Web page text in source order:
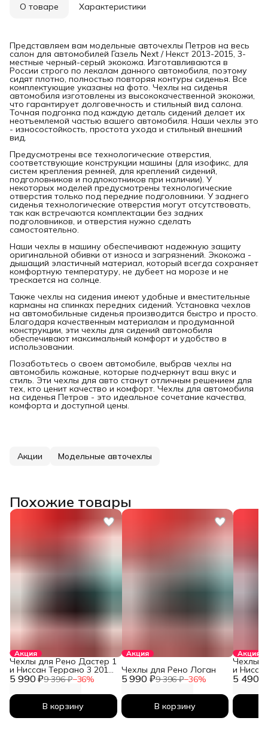
О товаре Характеристики
Представляем вам модельные авточехлы Петров на весь
салон для автомобилей Газель Next / Некст 2013-2015, 3-
местные черный-серый экокожа. Изготавливаются в
России строго по лекалам данного автомобиля, поэтому
сидят плотно, полностью повторяя контуры сиденья. Все
комплектующие указаны на фото. Чехлы на сиденья
автомобиля изготовлены из высококачественной экокожи,
что гарантирует долговечность и стильный вид салона.
Точная подгонка под каждую деталь сидений делает их
неотъемлемой частью вашего автомобиля. Наши чехлы это
- износостойкость, простота ухода и стильный внешний
вид.
Предусмотрены все технологические отверстия,
соответствующие конструкции машины (для изофикс, для
систем крепления ремней, для креплений сидений,
подголовников и подлокотников при наличии). У
некоторых моделей предусмотрены технологические
отверстия только под передние подголовники. У заднего
сиденья технологические отверстия могут отсутствовать,
так как встречаются комплектации без задних
подголовников, и отверстия нужно сделать
самостоятельно.
Наши чехлы в машину обеспечивают надежную защиту
оригинальной обивки от износа и загрязнений. Экокожа -
дышащий эластичный материал, который всегда сохраняет
комфортную температуру, не дубеет на морозе и не
трескается на солнце.
Также чехлы на сидения имеют удобные и вместительные
карманы на спинках передних сидений. Установка чехлов
на автомобильные сиденья производится быстро и просто.
Благодаря качественным материалам и продуманной
конструкции, эти чехлы для сидений автомобиля
обеспечивают максимальный комфорт и удобство в
использовании.
Позаботьтесь о своем автомобиле, выбрав чехлы на
автомобиль кожаные, которые подчеркнут ваш вкус и
стиль. Эти чехлы для авто станут отличным решением для
тех, кто ценит качество и комфорт. Чехлы для автомобиля
на сиденья Петров - это идеальное сочетание качества,
комфорта и доступной цены.
Акции Модельные авточехлы
Похожие товары
Акция
5 990 ₽9 396 ₽−36%
Чехлы для Рено Дастер 1
и Ниссан Террано 3 2010-
2026
В корзину
Акция
5 990 ₽9 396 ₽−36%
Чехлы для Рено Логан
В корзину
Акция
5 490 ₽
Чехлы
и
2026